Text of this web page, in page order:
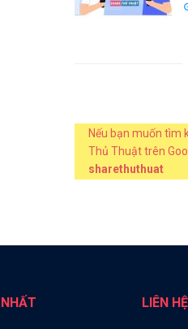
Nếu bạn muốn tìm
Thủ Thuật trên
sharethuthuat
LIÊN